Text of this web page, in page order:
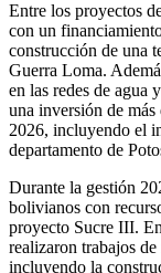
Entre los proyectos
con un
construcción de una
Guerra Loma.
en las redes de agua
una inversión de
2026, incluyendo el
departamento de
Durante la gestión
bolivianos con
proyecto Sucre III.
realizaron trabajos
incluyendo la